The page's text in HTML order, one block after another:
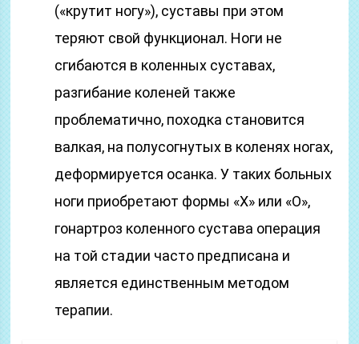
(«крутит ногу»), суставы при этом
теряют свой функционал. Ноги не
сгибаются в коленных суставах,
разгибание коленей также
проблематично, походка становится
валкая, на полусогнутых в коленях ногах,
деформируется осанка. У таких больных
ноги приобретают формы «Х» или «О»,
гонартроз коленного сустава операция
на той стадии часто предписана и
является единственным методом
терапии.